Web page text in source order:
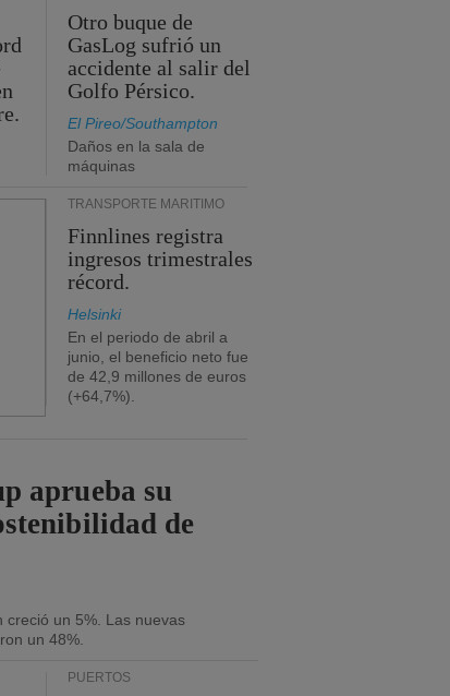
Otro buque de
GasLog sufrió un
accidente al salir del
Golfo Pérsico.
El Pireo/Southampton
Daños en la sala de
máquinas
TRANSPORTE MARÍTIMO
Finnlines registra
ingresos trimestrales
récord.
Helsinki
En el periodo de abril a
junio, el beneficio neto fue
de 42,9 millones de euros
(+64,7%).
aprueba su
de
creció un 5%. Las nuevas
un 48%.
PUERTOS